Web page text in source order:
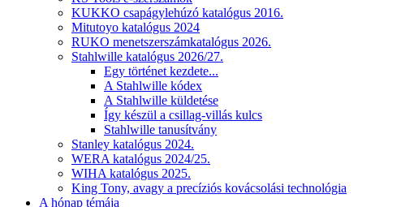
KUKKO csapágylehúzó katalógus 2016.
Mitutoyo katalógus 2024
RUKO menetszerszámkatalógus 2026.
Stahlwille katalógus 2026/27.
Egy történet kezdete...
A Stahlwille kódex
A Stahlwille küldetése
Így készül a csillag-villás kulcs
Stahlwille tanusítvány
Stanley katalógus 2024.
WERA katalógus 2024/25.
WIHA katalógus 2025.
King Tony, avagy a precíziós kovácsolási technológia
A hónap témája